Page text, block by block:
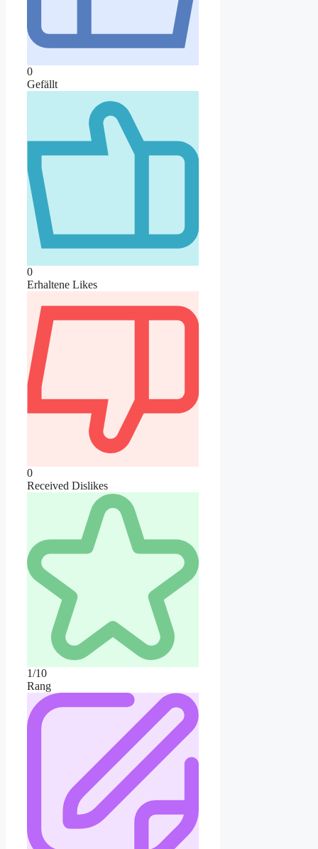
0
Gefällt
0
Erhaltene Likes
0
Received Dislikes
1/10
Rang